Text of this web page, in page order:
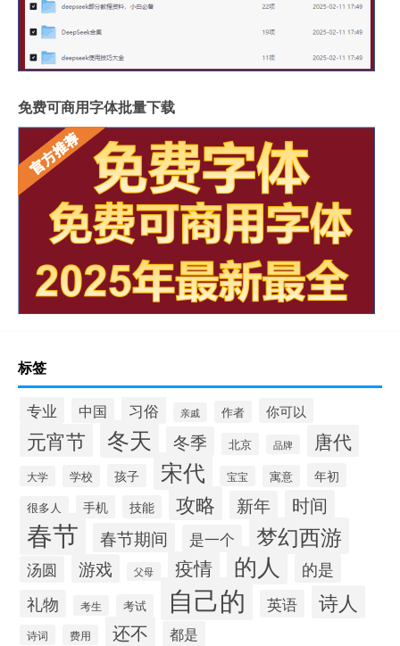
免费可商用字体批量下载
标签
专业 中国 习俗 亲戚 作者 你可以
元宵节 冬天 冬季 北京 品牌 唐代
大学 学校 孩子 宋代 宝宝 寓意 年初
很多人 手机 技能 攻略 新年 时间
春节 春节期间 是一个 梦幻西游
汤圆 游戏 父母 疫情 的人 的是
礼物 考生 考试 自己的 英语 诗人
诗词 费用 还不 都是